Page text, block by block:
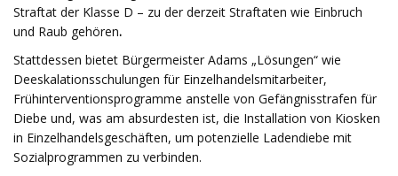
Straftat der Klasse D – zu der derzeit Straftaten wie Einbruch
und Raub gehören.
Stattdessen bietet Bürgermeister Adams „Lösungen“ wie
Deeskalationsschulungen für Einzelhandelsmitarbeiter,
Frühinterventionsprogramme anstelle von Gefängnisstrafen für
Diebe und, was am absurdesten ist, die Installation von Kiosken
in Einzelhandelsgeschäften, um potenzielle Ladendiebe mit
Sozialprogrammen zu verbinden.